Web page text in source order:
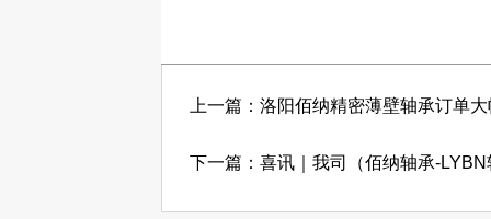
上一篇：洛阳佰纳精密薄壁轴承订单
下一篇：喜讯｜我司（佰纳轴承-